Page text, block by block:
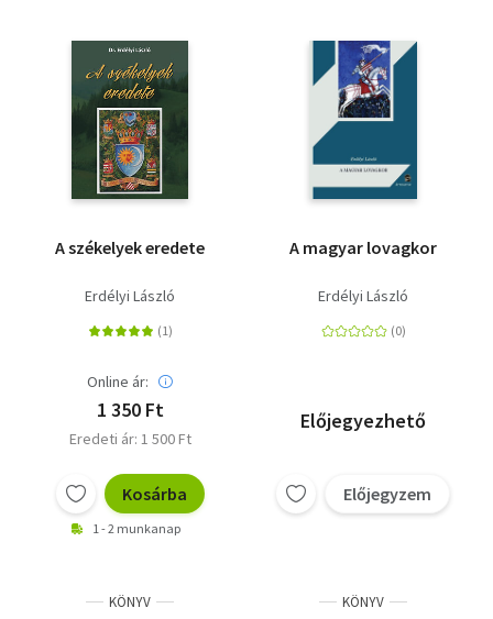
A székelyek eredete
Erdélyi László
Online ár:
1 350 Ft
Eredeti ár: 1 500 Ft
Kosárba
1 - 2 munkanap
A magyar lovagkor
Erdélyi László
Előjegyezhető
Előjegyzem
KÖNYV KÖNYV